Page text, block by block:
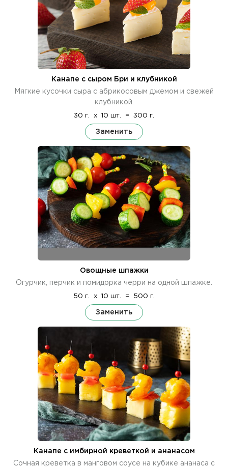
Канапе с сыром Бри и клубникой
Мягкие кусочки сыра с абрикосовым джемом и свежей
клубникой.
30 г. x 10 шт. = 300 г.
Заменить
Овощные шпажки
Огурчик, перчик и помидорка черри на одной шпажке.
50 г. x 10 шт. = 500 г.
Заменить
Канапе с имбирной креветкой и ананасом
Сочная креветка в манговом соусе на кубике ананаса с